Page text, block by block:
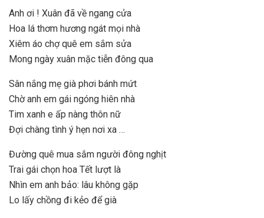
Anh ơi ! Xuân đã về ngang cửa
Hoa lá thơm hương ngát mọi nhà
Xiêm áo chợ quê em sắm sửa
Mong ngày xuân mặc tiễn đông qua
Sân nắng mẹ già phơi bánh mứt
Chờ anh em gái ngóng hiên nhà
Tim xanh e ấp nàng thôn nữ
Đợi chàng tình ý hẹn nơi xa …
Đường quê mua sắm người đông nghịt
Trai gái chọn hoa Tết lượt là
Nhìn em anh bảo: lâu không gặp
Lo lấy chồng đi kẻo để già